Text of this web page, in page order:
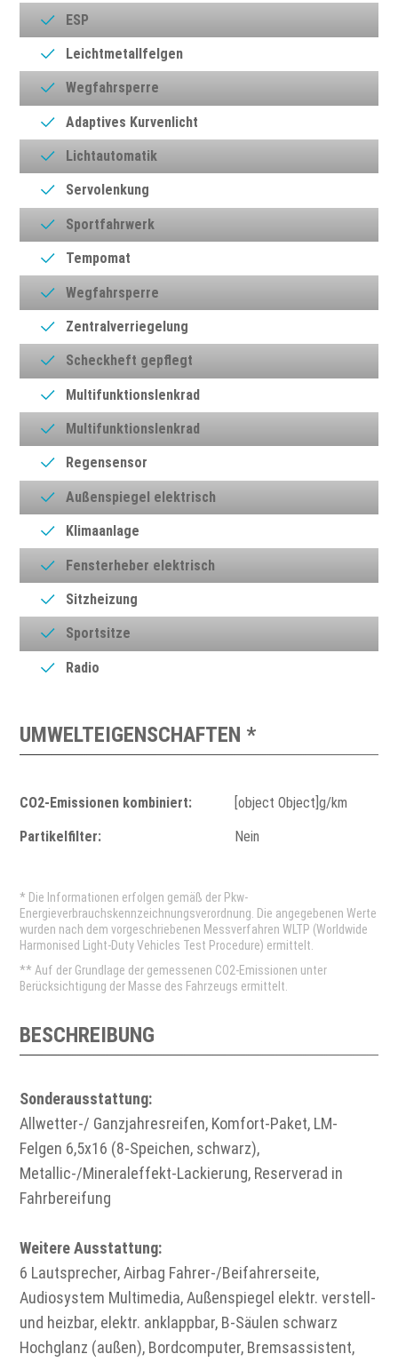
ESP
Leichtmetallfelgen
Wegfahrsperre
Adaptives Kurvenlicht
Lichtautomatik
Servolenkung
Sportfahrwerk
Tempomat
Wegfahrsperre
Zentralverriegelung
Scheckheft gepflegt
Multifunktionslenkrad
Multifunktionslenkrad
Regensensor
Außenspiegel elektrisch
Klimaanlage
Fensterheber elektrisch
Sitzheizung
Sportsitze
Radio
UMWELTEIGENSCHAFTEN *
CO2-Emissionen kombiniert: [object Object]g/km
Partikelfilter: Nein
* Die Informationen erfolgen gemäß der Pkw-
Energieverbrauchskennzeichnungsverordnung. Die angegebenen Werte
wurden nach dem vorgeschriebenen Messverfahren WLTP (Worldwide
Harmonised Light-Duty Vehicles Test Procedure) ermittelt.
** Auf der Grundlage der gemessenen CO2-Emissionen unter
Berücksichtigung der Masse des Fahrzeugs ermittelt.
BESCHREIBUNG
Sonderausstattung:
Allwetter-/ Ganzjahresreifen, Komfort-Paket, LM-
Felgen 6,5x16 (8-Speichen, schwarz),
Metallic-/Mineraleffekt-Lackierung, Reserverad in
Fahrbereifung
Weitere Ausstattung:
6 Lautsprecher, Airbag Fahrer-/Beifahrerseite,
Audiosystem Multimedia, Außenspiegel elektr. verstell-
und heizbar, elektr. anklappbar, B-Säulen schwarz
Hochglanz (außen), Bordcomputer, Bremsassistent,